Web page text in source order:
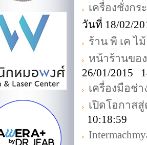
เครื่องชั่งกร
วันที่ 18/02/
ร้าน พี เค ไ
หน้าร้านขอ
26/01/2015
เครื่องมือช่า
เปิดโอกาส
10:18:59